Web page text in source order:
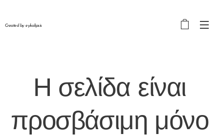
Created by eykalipsis
Η σελίδα είναι
προσβάσιμη μόνο